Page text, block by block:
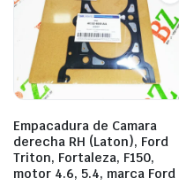
Empacadura de Camara
derecha RH (Laton), Ford
Triton, Fortaleza, F150,
motor 4.6, 5.4, marca Ford